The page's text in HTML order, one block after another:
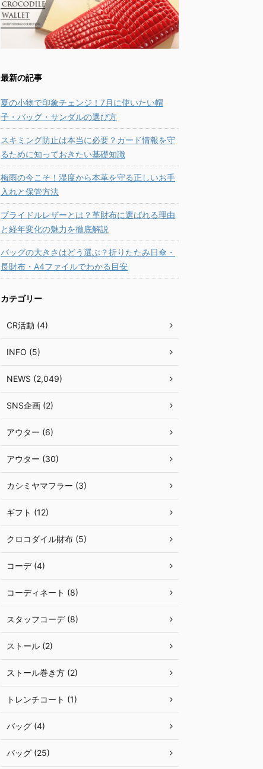
最新の記事
夏の小物で印象チェンジ！7月に使いたい帽
子・バッグ・サンダルの選び方
スキミング防止は本当に必要？カード情報を守
るために知っておきたい基礎知識
梅雨の今こそ！湿度から本革を守る正しいお手
入れと保管方法
ブライドルレザーとは？革財布に選ばれる理由
と経年変化の魅力を徹底解説
バッグの大きさはどう選ぶ？折りたたみ日傘・
長財布・A4ファイルでわかる目安
カテゴリー
CR活動 (4)
INFO (5)
NEWS (2,049)
SNS企画 (2)
アウター (6)
アウター (30)
カシミヤマフラー (3)
ギフト (12)
クロコダイル財布 (5)
コーデ (4)
コーディネート (8)
スタッフコーデ (8)
ストール (2)
ストール巻き方 (2)
トレンチコート (1)
バッグ (4)
バッグ (25)